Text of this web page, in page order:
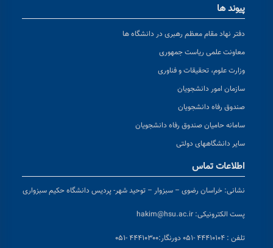
پیوند ها
دفتر نهاد مقام معظم رهبری در دانشگاه ها
معاونت علمی ریاست جمهوری
وزارت علوم، تحقیقات و فناوری
سازمان امور دانشجویان
صندوق رفاه دانشجویان
سامانه حامیان صندوق رفاه دانشجویان
سایر دانشگاههای دولتی
اطلاعات تماس
نشانی: خراسان رضوی – سبزوار – توحید شهر- پردیس دانشگاه حکیم سبزواری
پست الکترونیکی: hakim@hsu.ac.ir
تلفن : ۴۴۴۱۰۱۰۴ -۰۵۱ دورنگار:۴۴۴۱۰۳۰۰ -۰۵۱